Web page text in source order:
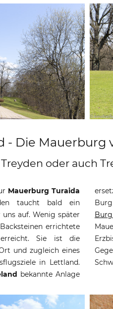
- Die Mauerburg
oder auch
Mauerburg Turaida
taucht bald ein
auf. Wenig später
errichtete
Sie ist die
und zugleich eines
in Lettland.
bekannte Anlage